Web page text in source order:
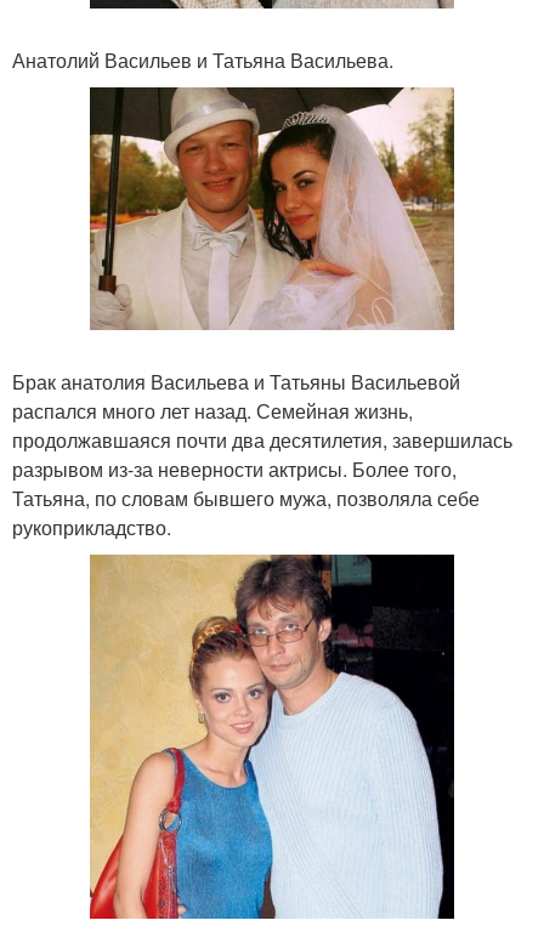
Анатолий Васильев и Татьяна Васильева.
Брак анатолия Васильева и Татьяны Васильевой
распался много лет назад. Семейная жизнь,
продолжавшаяся почти два десятилетия, завершилась
разрывом из-за неверности актрисы. Более того,
Татьяна, по словам бывшего мужа, позволяла себе
рукоприкладство.